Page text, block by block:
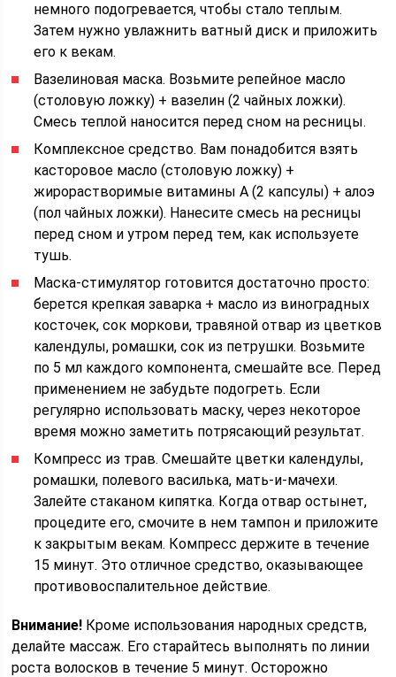
немного подогревается, чтобы стало теплым.
Затем нужно увлажнить ватный диск и приложить
его к векам.
Вазелиновая маска. Возьмите репейное масло
(столовую ложку) + вазелин (2 чайных ложки).
Смесь теплой наносится перед сном на ресницы.
Комплексное средство. Вам понадобится взять
касторовое масло (столовую ложку) +
жирорастворимые витамины А (2 капсулы) + алоэ
(пол чайных ложки). Нанесите смесь на ресницы
перед сном и утром перед тем, как используете
тушь.
Маска-стимулятор готовится достаточно просто:
берется крепкая заварка + масло из виноградных
косточек, сок моркови, травяной отвар из цветков
календулы, ромашки, сок из петрушки. Возьмите
по 5 мл каждого компонента, смешайте все. Перед
применением не забудьте подогреть. Если
регулярно использовать маску, через некоторое
время можно заметить потрясающий результат.
Компресс из трав. Смешайте цветки календулы,
ромашки, полевого василька, мать-и-мачехи.
Залейте стаканом кипятка. Когда отвар остынет,
процедите его, смочите в нем тампон и приложите
к закрытым векам. Компресс держите в течение
15 минут. Это отличное средство, оказывающее
противовоспалительное действие.
Внимание! Кроме использования народных средств,
делайте массаж. Его старайтесь выполнять по линии
роста волосков в течение 5 минут. Осторожно